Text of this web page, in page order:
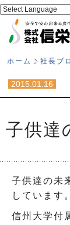
ホーム 社長ブ
2015.01.16
子供達
子供達の未
しています。
信州大学付